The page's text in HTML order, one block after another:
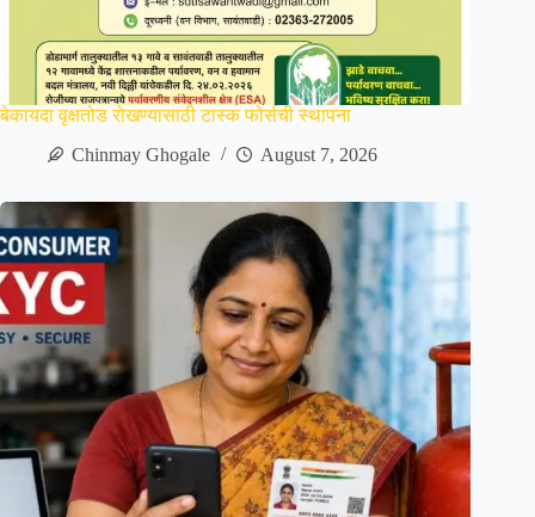
बेकायदा वृक्षतोड रोखण्यासाठी टास्क फोर्सची स्थापना
Chinmay Ghogale
August 7, 2026